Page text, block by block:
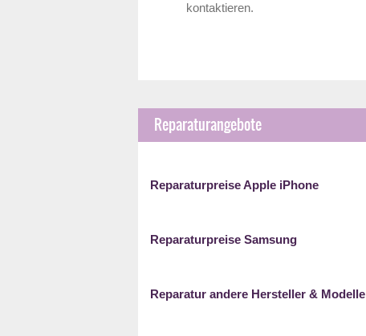
kontaktieren.
Reparaturangebote
Reparaturpreise Apple iPhone
Reparaturpreise Samsung
Reparatur andere Hersteller & Modelle